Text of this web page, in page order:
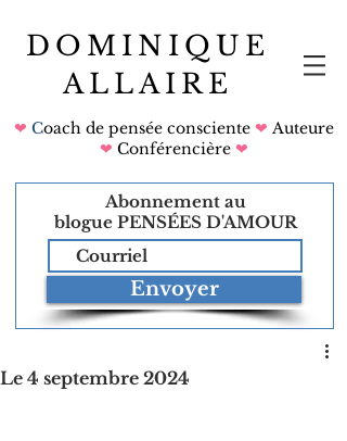
DOMINIQUE
ALLAIRE
❤ Coach de pensée consciente ❤ Auteure
❤ Conférencière ❤
Abonnement au
blogue PENSÉES D'AMOUR
Envoyer
Le 4 septembre 2024